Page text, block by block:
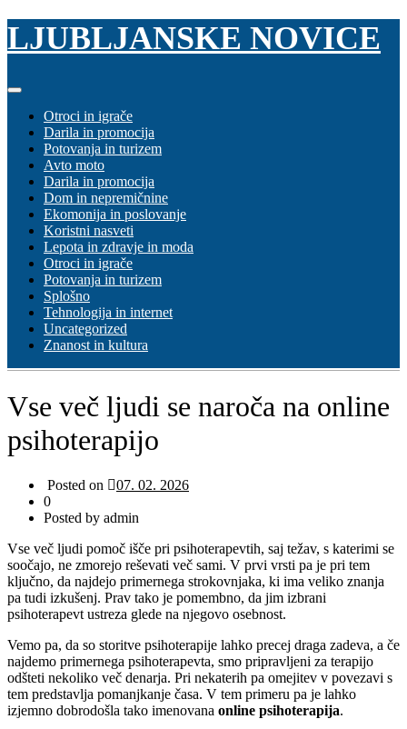
Skip
content
LJUBLJANSKE NOVICE
Otroci in igrače
Darila in promocija
Potovanja in turizem
Avto moto
Darila in promocija
Dom in nepremičnine
Ekomonija in poslovanje
Koristni nasveti
Lepota in zdravje in moda
Otroci in igrače
Potovanja in turizem
Splošno
Tehnologija in internet
Uncategorized
Znanost in kultura
Vse več ljudi se naroča na online
psihoterapijo
Posted on
07. 02. 2026
0
Posted by admin
Vse več ljudi pomoč išče pri psihoterapevtih, saj težav, s katerimi se
soočajo, ne zmorejo reševati več sami. V prvi vrsti pa je pri tem
ključno, da najdejo primernega strokovnjaka, ki ima veliko znanja
pa tudi izkušenj. Prav tako je pomembno, da jim izbrani
psihoterapevt ustreza glede na njegovo osebnost.
Vemo pa, da so storitve psihoterapije lahko precej draga zadeva, a če
najdemo primernega psihoterapevta, smo pripravljeni za terapijo
odšteti nekoliko več denarja. Pri nekaterih pa omejitev v povezavi s
tem predstavlja pomanjkanje časa. V tem primeru pa je lahko
izjemno dobrodošla tako imenovana online psihoterapija.